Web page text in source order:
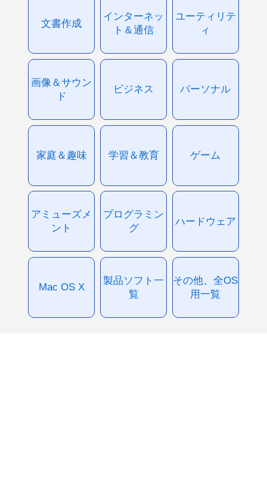
文書作成
インターネッ
ト＆通信
ユーティリテ
ィ
画像＆サウン
ド
ビジネス パーソナル
家庭＆趣味 学習＆教育 ゲーム
アミューズメ
ント
プログラミン
グ
ハードウェア
Mac OS X
製品ソフト一
覧
その他、全OS
用一覧